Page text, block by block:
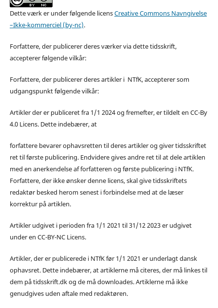
Dette værk er under følgende licensCreative Commons Navngivelse
–Ikke-kommerciel (by-nc).
Forfattere, der publicerer deres værker via dette tidsskrift,
accepterer følgende vilkår:
Forfattere, der publicerer deres artikler i NTfK, accepterer som
udgangspunkt følgende vilkår:
Artikler der er publiceret fra 1/1 2024 og fremefter, er tildelt en CC-By
4.0 Licens. Dette indebærer, at
forfattere bevarer ophavsretten til deres artikler og giver tidsskriftet
ret til første publicering. Endvidere gives andre ret til at dele artiklen
med en anerkendelse af forfatteren og første publicering i NTfK.
Forfattere, der ikke ønsker denne licens, skal give tidsskriftets
redaktør besked herom senest i forbindelse med at de læser
korrektur på artiklen.
Artikler udgivet i perioden fra 1/1 2021 til 31/12 2023 er udgivet
under en CC-BY-NC Licens.
Artikler, der er publicerede i NTfK før 1/1 2021 er underlagt dansk
ophavsret. Dette indebærer, at artiklerne må citeres, der må linkes til
dem på tidsskrift.dk og de må downloades. Artiklerne må ikke
genudgives uden aftale med redaktøren.